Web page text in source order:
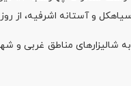
۲۳ تیر ۱۴۰۴ آغاز شده و به مدت ۸ روز
به شالیزار‌های مناطق